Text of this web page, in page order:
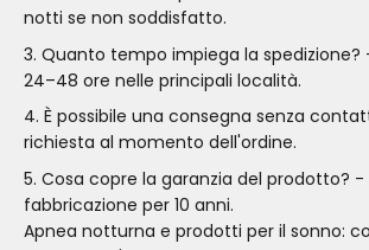
notti se non soddisfatto.
Quanto tempo impiega la
24–48 ore nelle principali località.
È possibile una consegna senza
richiesta al momento dell'ordine.
Cosa copre la garanzia del prodotto?
fabbricazione per 10 anni.
Apnea notturna e prodotti per il sonno: